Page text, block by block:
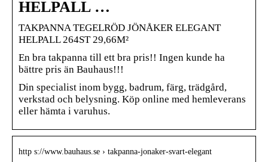
HELPALL …
TAKPANNA TEGELRÖD JÖNÅKER ELEGANT
HELPALL 264ST 29,66M²
En bra takpanna till ett bra pris!! Ingen kunde ha
bättre pris än Bauhaus!!!
Din specialist inom bygg, badrum, färg, trädgård,
verkstad och belysning. Köp online med hemleverans
eller hämta i varuhus.
http s://www.bauhaus.se › takpanna-jonaker-svart-elegant